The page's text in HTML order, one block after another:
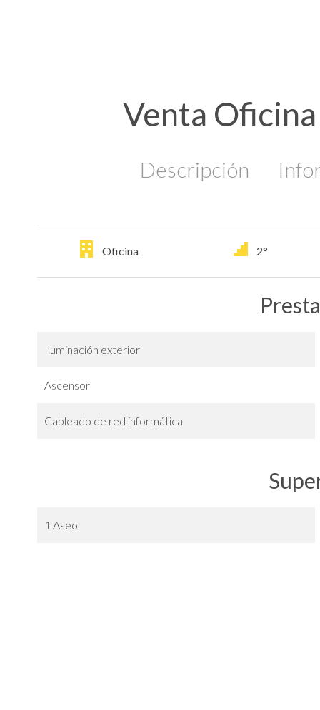
Venta
Descripción
Oficina 2°
Iluminación exterior
Ascensor
Cableado de red informática
1 Aseo